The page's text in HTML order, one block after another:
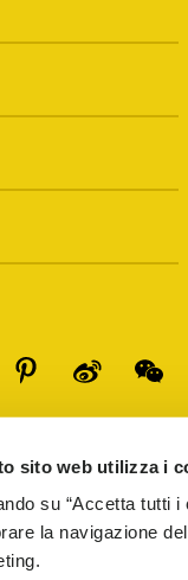
sito web utilizza i
su “Accetta tutti
la navigazione
Marken,
sein und wurden
VIBRAM und von
HW Amsterdam,